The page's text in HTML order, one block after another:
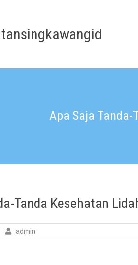
Apa Saja
Tanda Kesehatan
admin